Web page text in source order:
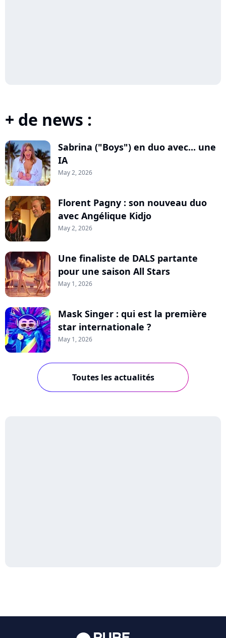
+ de news :
Sabrina ("Boys") en duo avec... une
IA
May 2, 2026
Florent Pagny : son nouveau duo
avec Angélique Kidjo
May 2, 2026
Une finaliste de DALS partante
pour une saison All Stars
May 1, 2026
Mask Singer : qui est la première
star internationale ?
May 1, 2026
Toutes les actualités